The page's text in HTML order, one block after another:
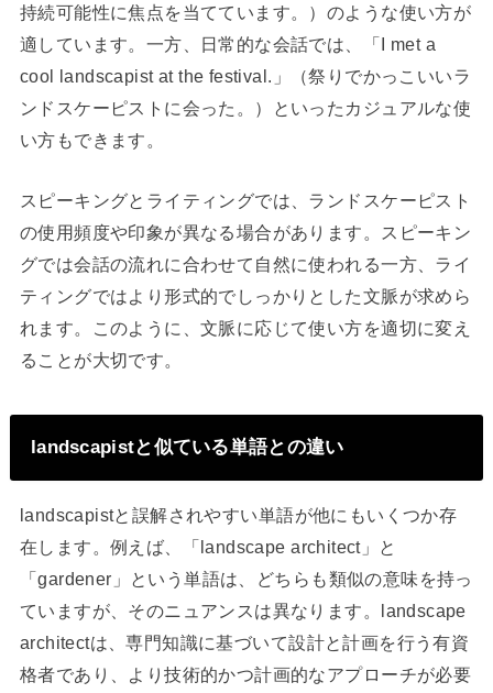
持続可能性に焦点を当てています。）のような使い方が
適しています。一方、日常的な会話では、「I met a
cool landscapist at the festival.」（祭りでかっこいいラ
ンドスケーピストに会った。）といったカジュアルな使
い方もできます。
スピーキングとライティングでは、ランドスケーピスト
の使用頻度や印象が異なる場合があります。スピーキン
グでは会話の流れに合わせて自然に使われる一方、ライ
ティングではより形式的でしっかりとした文脈が求めら
れます。このように、文脈に応じて使い方を適切に変え
ることが大切です。
landscapistと似ている単語との違い
landscapistと誤解されやすい単語が他にもいくつか存
在します。例えば、「landscape architect」と
「gardener」という単語は、どちらも類似の意味を持っ
ていますが、そのニュアンスは異なります。landscape
architectは、専門知識に基づいて設計と計画を行う有資
格者であり、より技術的かつ計画的なアプローチが必要